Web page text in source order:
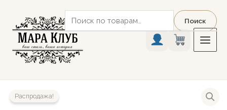
содержимому
Поиск
Распродажа!